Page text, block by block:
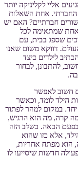
אליי לקליניקה יותר
החברתי. אחת השאלות
חברתיים? האם יש
אחת שמתאימה לכל
שספג בבית, עם
דווקא משום שאנו
לילדים כיצד
להתבונן, לבחור
חשוב לאפשר
הילד לומד, וכאשר
יחד. במקום למהר לפתור
קרה, מה הוא הרגיש,
בפעם הבאה. בשלב הזה
אלא כזו שהוא
הוא מפתח אחריות,
חדשות שיסייעו לו